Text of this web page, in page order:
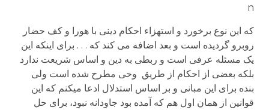
n
که این نوع برخورد و استهزاء احکام دینی با هورا و کف حضار
روبرو گردیده است و بعد اضافه می کند که . . . برای اینکه این
یک مسئله عرفی است و ربطی به دین و اساس شریعت ندارد
بلکه بعضی از احکام از طریق وحی مطرح شده است ولی
بنده برای این مبانی و بر اساس استدلال ادعا می­کنم که این
قوانین از همان اول هم که آمده بود جاودانه نبود، برای حل